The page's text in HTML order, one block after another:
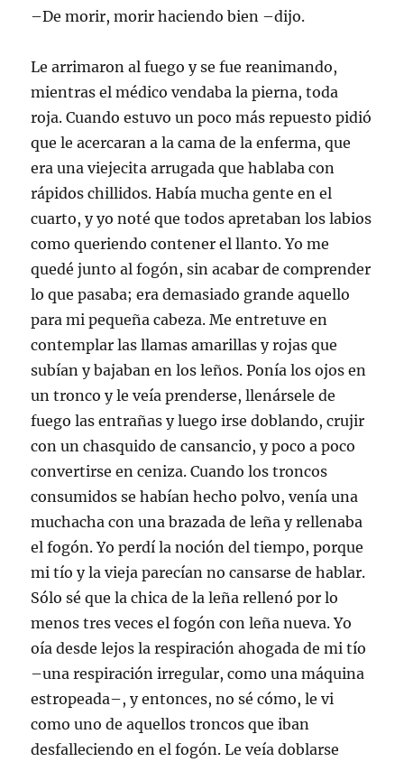
–De morir, morir haciendo bien –dijo.
Le arrimaron al fuego y se fue reanimando,
mientras el médico vendaba la pierna, toda
roja. Cuando estuvo un poco más repuesto pidió
que le acercaran a la cama de la enferma, que
era una viejecita arrugada que hablaba con
rápidos chillidos. Había mucha gente en el
cuarto, y yo noté que todos apretaban los labios
como queriendo contener el llanto. Yo me
quedé junto al fogón, sin acabar de comprender
lo que pasaba; era demasiado grande aquello
para mi pequeña cabeza. Me entretuve en
contemplar las llamas amarillas y rojas que
subían y bajaban en los leños. Ponía los ojos en
un tronco y le veía prenderse, llenársele de
fuego las entrañas y luego irse doblando, crujir
con un chasquido de cansancio, y poco a poco
convertirse en ceniza. Cuando los troncos
consumidos se habían hecho polvo, venía una
muchacha con una brazada de leña y rellenaba
el fogón. Yo perdí la noción del tiempo, porque
mi tío y la vieja parecían no cansarse de hablar.
Sólo sé que la chica de la leña rellenó por lo
menos tres veces el fogón con leña nueva. Yo
oía desde lejos la respiración ahogada de mi tío
–una respiración irregular, como una máquina
estropeada–, y entonces, no sé cómo, le vi
como uno de aquellos troncos que iban
desfalleciendo en el fogón. Le veía doblarse